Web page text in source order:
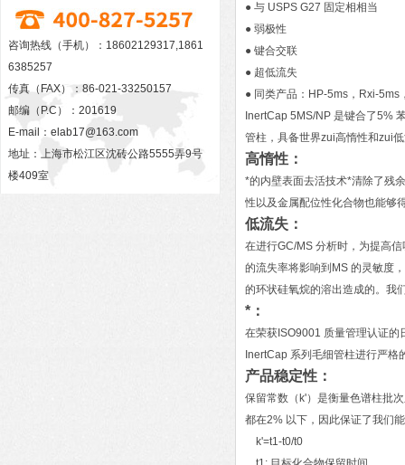
咨询热线（手机）：18602129317,1861
6385257
传真（FAX）：86-021-33250157
邮编（P.C）：201619
E-mail： elab17@163.com
地址：上海市松江区沈砖公路5555弄9号
楼409室
● 与 USPS G27 固定相相当
● 弱极性
● 键合交联
● 超低流失
● 同类产品：HP-5ms，Rxi-5ms
InertCap 5MS/NP 是键合了5%
管柱，具备世界zui高惰性和zui
高惰性：
*的内壁表面去活技术*清除了残
性以及金属配位性化合物也能够
低流失：
在进行GC/MS 分析时，为提高
的流失率将影响到MS 的灵敏度
的环状硅氧烷的溶出造成的。我
*：
在荣获ISO9001 质量管理认证的
InertCap 系列毛细管柱进行严格
产品稳定性：
保留常数（k'）是衡量色谱柱批
都在2% 以下，因此保证了我们
k'=t1-t0/t0